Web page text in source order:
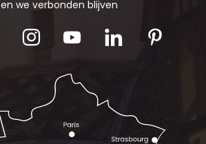
we verbonden blijven